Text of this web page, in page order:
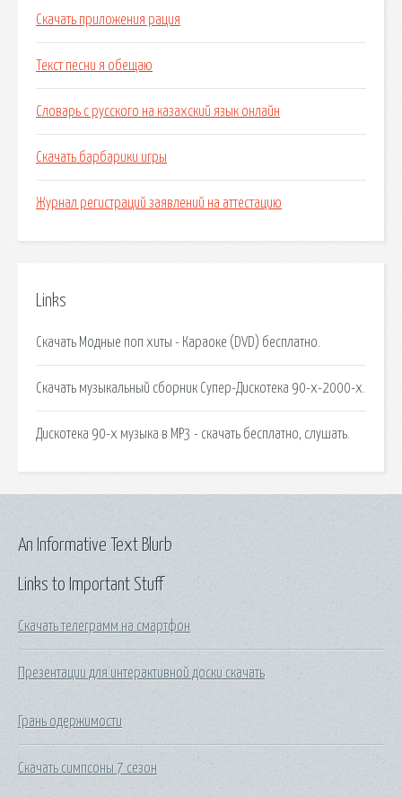
Скачать приложения рация
Текст песни я обещаю
Словарь с русского на казахский язык онлайн
Скачать барбарики игры
Журнал регистраций заявлений на аттестацию
Links
Скачать Модные поп хиты - Караоке (DVD) бесплатно.
Скачать музыкальный сборник Супер-Дискотека 90-х-2000-х.
Дискотека 90-х музыка в MP3 - скачать бесплатно, слушать.
Links to Important Stuff
Скачать телеграмм на смартфон
Презентации для интерактивной доски скачать
Грань одержимости
Скачать симпсоны 7 сезон
An Informative Text Blurb